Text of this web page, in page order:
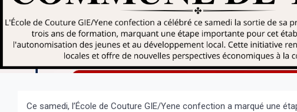
Ce samedi, l’École de Couture GIE/Yene confection a marqué une